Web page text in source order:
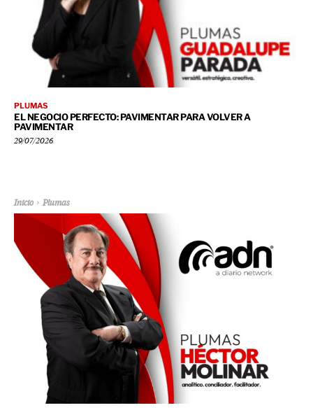
PLUMAS
EL NEGOCIO PERFECTO: PAVIMENTAR PARA VOLVER A
PAVIMENTAR
29/07/2026